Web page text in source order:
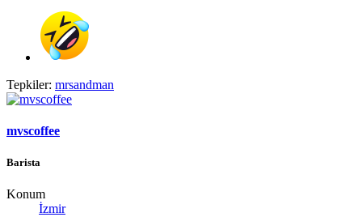
Tepkiler: mrsandman
mvscoffee
Barista
Konum
İzmir